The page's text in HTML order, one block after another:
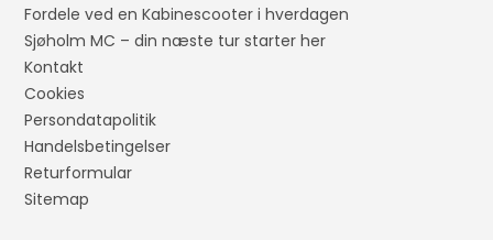
Fordele ved en Kabinescooter i hverdagen
Sjøholm MC – din næste tur starter her
Kontakt
Cookies
Persondatapolitik
Handelsbetingelser
Returformular
Sitemap